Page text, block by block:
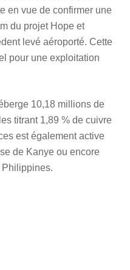
en vue de confirmer une
du projet Hope et
levé aéroporté. Cette
pour une exploitation
10,18 millions de
titrant 1,89 % de cuivre
est également active
de Kanye ou encore
Philippines.